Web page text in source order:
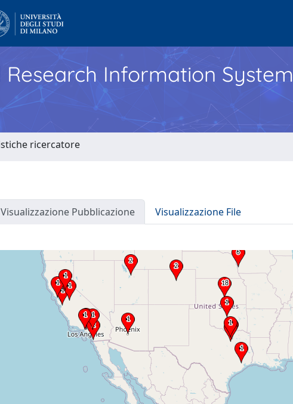
Information System
ricercatore
Visualizzazione Pubblicazione Visualizzazione File